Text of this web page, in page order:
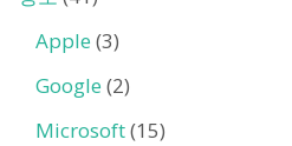
Apple (3)
Google (2)
Microsoft(15)